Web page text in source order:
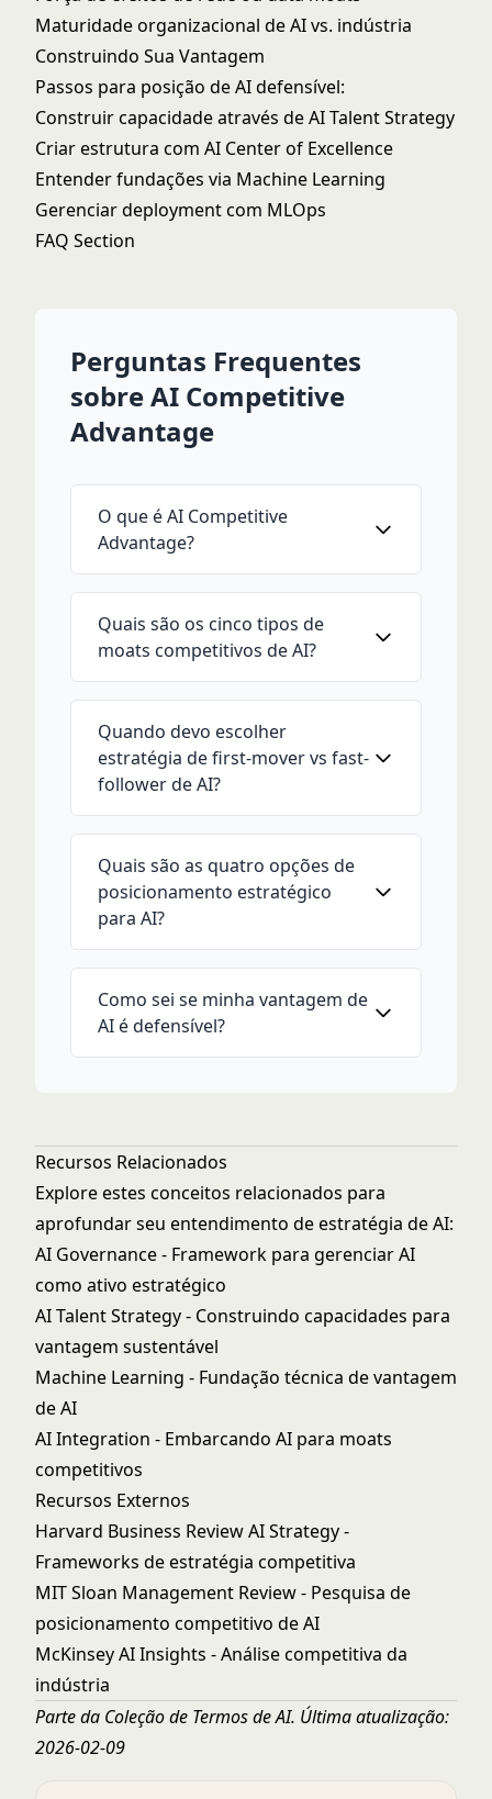
Maturidade organizacional de AI vs. indústria
Construindo Sua Vantagem
Passos para posição de AI defensível:
Construir capacidade através deAI Talent Strategy
Criar estrutura com AI Center of Excellence
Entender fundações via Machine Learning
Gerenciar deployment com MLOps
FAQ Section
Perguntas Frequentes
sobre AI Competitive
Advantage
O que é AI Competitive
Advantage?
Quais são os cinco tipos de
moats competitivos de AI?
Quando devo escolher
estratégia de first-mover vs fast-
follower de AI?
Quais são as quatro opções de
posicionamento estratégico
para AI?
Como sei se minha vantagem de
AI é defensível?
Recursos Relacionados
Explore estes conceitos relacionados para
aprofundar seu entendimento de estratégia de AI:
AI Governance- Framework para gerenciar AI
como ativo estratégico
AI Talent Strategy- Construindo capacidades para
vantagem sustentável
Machine Learning - Fundação técnica de vantagem
de AI
AI Integration - Embarcando AI para moats
competitivos
Recursos Externos
Harvard Business Review AI Strategy-
Frameworks de estratégia competitiva
MIT Sloan Management Review- Pesquisa de
posicionamento competitivo de AI
McKinsey AI Insights - Análise competitiva da
indústria
Parte da Coleção de Termos de AI. Última atualização:
2026-02-09